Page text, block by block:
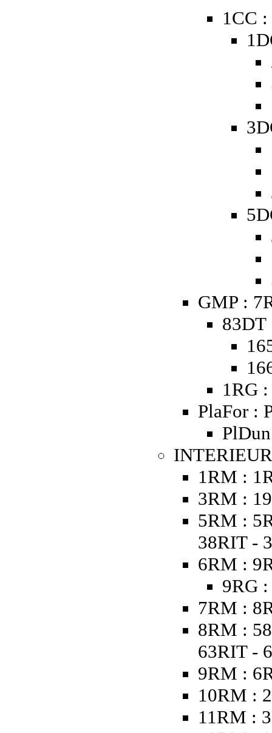
1CC
GMP :
83DT
1RG
PlaFor :
1RM :
3RM :
5RM :
38RIT -
6RM :
9RG
7RM :
8RM :
63RIT -
9RM :
10RM :
11RM :